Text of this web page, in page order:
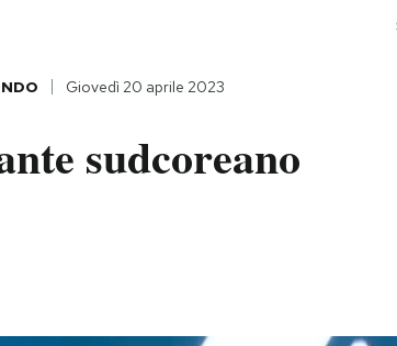
Giovedì 20 aprile 2023
sudcoreano